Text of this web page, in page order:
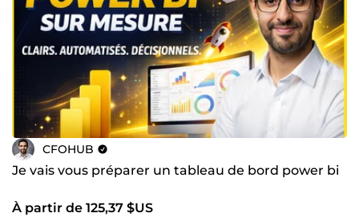
CFOHUB
Je vais vous préparer un tableau de bord power bi
À partir de 125,37 $US